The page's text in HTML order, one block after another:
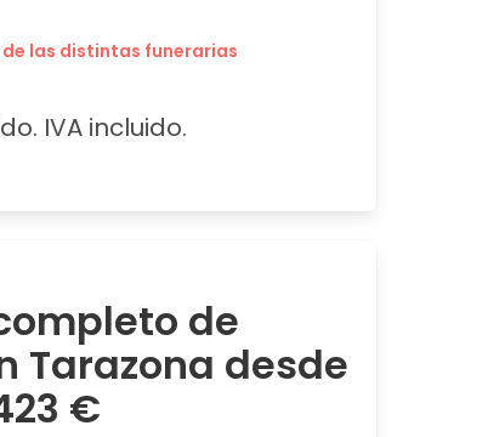
las distintas funerarias
IVA incluido.
de
Tarazona desde
€